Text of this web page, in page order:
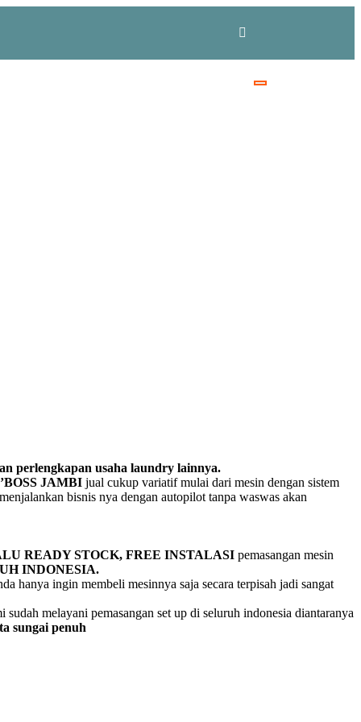
perlengkapan usaha laundry lainnya.
JAMBI jual cukup variatif mulai dari mesin dengan sistem
bisnis nya dengan autopilot tanpa waswas akan
READY STOCK, FREE INSTALASI pemasangan mesin
INDONESIA.
hanya ingin membeli mesinnya saja secara terpisah jadi sangat
melayani pemasangan set up di seluruh indonesia diantaranya
sungai penuh